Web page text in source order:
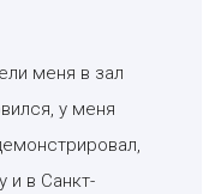
меня в зал
у меня
и в Санкт-